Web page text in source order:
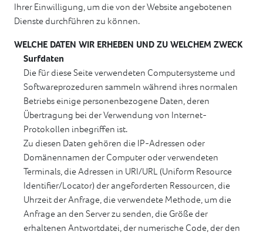
Ihrer Einwilligung, um die von der Website angebotenen
Dienste durchführen zu können.
WELCHE DATEN WIR ERHEBEN UND ZU WELCHEM ZWECK
Surfdaten
Die für diese Seite verwendeten Computersysteme und
Softwareprozeduren sammeln während ihres normalen
Betriebs einige personenbezogene Daten, deren
Übertragung bei der Verwendung von Internet-
Protokollen inbegriffen ist.
Zu diesen Daten gehören die IP-Adressen oder
Domänennamen der Computer oder verwendeten
Terminals, die Adressen in URI/URL (Uniform Resource
Identifier/Locator) der angeforderten Ressourcen, die
Uhrzeit der Anfrage, die verwendete Methode, um die
Anfrage an den Server zu senden, die Größe der
erhaltenen Antwortdatei, der numerische Code, der den